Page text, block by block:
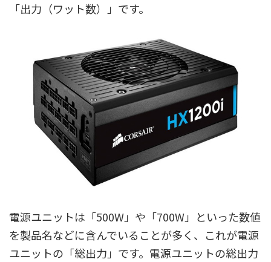
「出力（ワット数）」です。
電源ユニットは「500W」や「700W」といった数値
を製品名などに含んでいることが多く、これが電源
ユニットの「総出力」です。電源ユニットの総出力